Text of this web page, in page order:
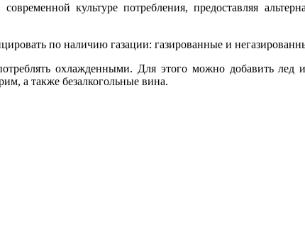
культуре потребления, предоставляя
по наличию газации: газированные и
охлажденными. Для этого можно добавить лед
а также безалкогольные вина.